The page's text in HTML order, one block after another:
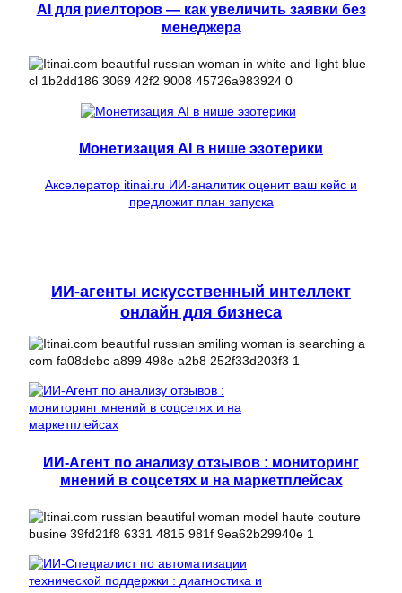
AI для риелторов — как увеличить заявки без
менеджера
Монетизация AI в нише эзотерики
Акселератор itinai.ru ИИ-аналитик оценит ваш кейс и
предложит план запуска
ИИ-агенты искусственный интеллект
онлайн для бизнеса
ИИ-Агент по анализу отзывов : мониторинг
мнений в соцсетях и на маркетплейсах